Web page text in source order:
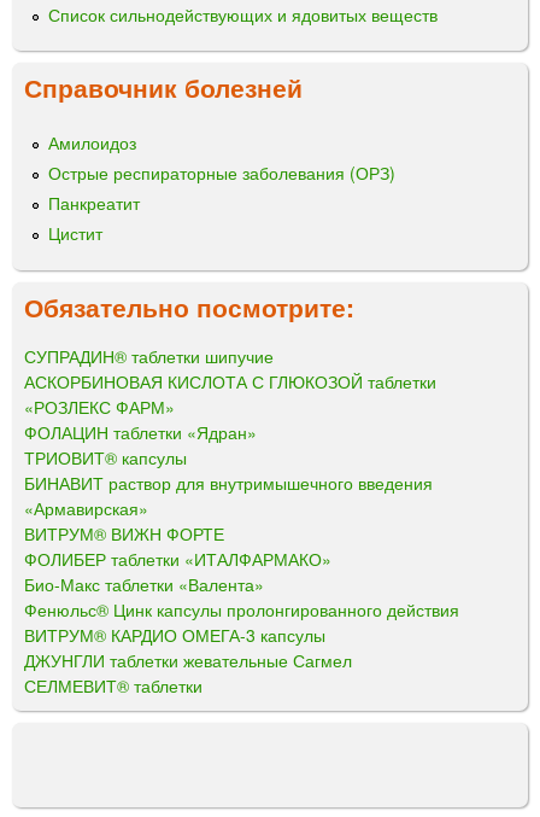
Список сильнодействующих и ядовитых веществ
Справочник болезней
Амилоидоз
Острые респираторные заболевания (ОРЗ)
Панкреатит
Цистит
Обязательно посмотрите:
СУПРАДИН® таблетки шипучие
АСКОРБИНОВАЯ КИСЛОТА С ГЛЮКОЗОЙ таблетки
«РОЗЛЕКС ФАРМ»
ФОЛАЦИН таблетки «Ядран»
ТРИОВИТ® капсулы
БИНАВИТ раствор для внутримышечного введения
«Армавирская»
ВИТРУМ® ВИЖН ФОРТЕ
ФОЛИБЕР таблетки «ИТАЛФАРМАКО»
Био-Макс таблетки «Валента»
Фенюльс® Цинк капсулы пролонгированного действия
ВИТРУМ® КАРДИО ОМЕГА-3 капсулы
ДЖУНГЛИ таблетки жевательные Сагмел
СЕЛМЕВИТ® таблетки